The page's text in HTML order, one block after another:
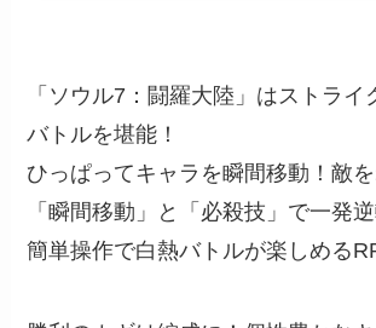
「ソウル7：闘羅大陸」はストライ
バトルを堪能！
ひっぱってキャラを瞬間移動！敵
「瞬間移動」と「必殺技」で一発逆
簡単操作で白熱バトルが楽しめる